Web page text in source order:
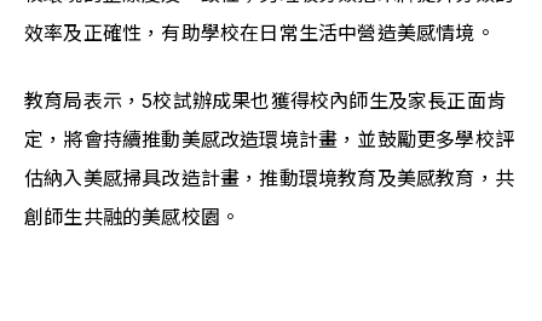
效率及正確性，有助學校在日常生活中營造美感情境。
教育局表示，5校試辦成果也獲得校內師生及家長正面肯
定，將會持續推動美感改造環境計畫，並鼓勵更多學校評
估納入美感掃具改造計畫，推動環境教育及美感教育，共
創師生共融的美感校園。